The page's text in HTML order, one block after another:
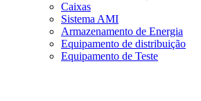
Caixas
Sistema AMI
Armazenamento de Energia
Equipamento de distribuição
Equipamento de Teste